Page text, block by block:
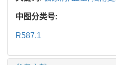
中图分类号:
R587.1